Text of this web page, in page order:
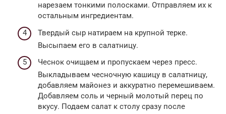
нарезаем тонкими полосками. Отправляем их к
остальным ингредиентам.
Твердый сыр натираем на крупной терке.
Высыпаем его в салатницу.
Чеснок очищаем и пропускаем через пресс.
Выкладываем чесночную кашицу в салатницу,
добавляем майонез и аккуратно перемешиваем.
Добавляем соль и черный молотый перец по
вкусу. Подаем салат к столу сразу после